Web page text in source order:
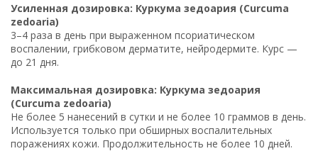
Усиленная дозировка: Куркума зедоария (Curcuma
zedoaria)
3–4 раза в день при выраженном псориатическом
воспалении, грибковом дерматите, нейродермите. Курс —
до 21 дня.
Максимальная дозировка: Куркума зедоария
(Curcuma zedoaria)
Не более 5 нанесений в сутки и не более 10 граммов в день.
Используется только при обширных воспалительных
поражениях кожи. Продолжительность не более 10 дней.